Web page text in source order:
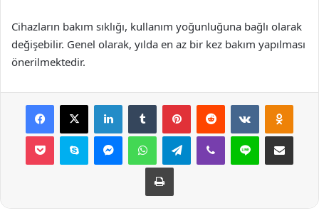
Cihazların bakım sıklığı, kullanım yoğunluğuna bağlı olarak
değişebilir. Genel olarak, yılda en az bir kez bakım yapılması
önerilmektedir.
Facebook
X LinkedInTumblr PinterestReddit VKontakte
Pocket Skype MessengerWhatsAppTelegramViber Line E-Posta ile
Yazdır